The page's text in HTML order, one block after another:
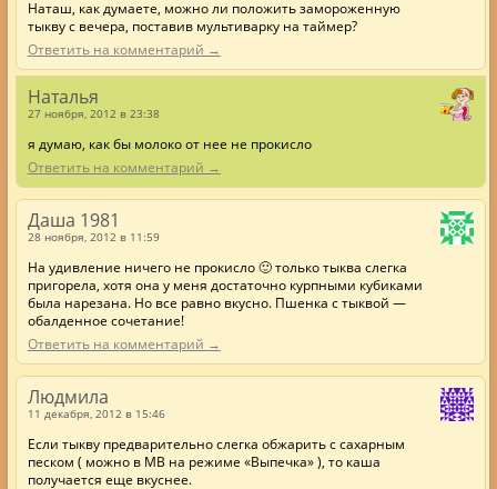
Наташ, как думаете, можно ли положить замороженную
тыкву с вечера, поставив мультиварку на таймер?
Ответить на комментарий →
Наталья
27 ноября, 2012 в 23:38
я думаю, как бы молоко от нее не прокисло
Ответить на комментарий →
Даша 1981
28 ноября, 2012 в 11:59
На удивление ничего не прокисло 🙂 только тыква слегка
пригорела, хотя она у меня достаточно курпными кубиками
была нарезана. Но все равно вкусно. Пшенка с тыквой —
обалденное сочетание!
Ответить на комментарий →
Людмила
11 декабря, 2012 в 15:46
Если тыкву предварительно слегка обжарить с сахарным
песком ( можно в МВ на режиме «Выпечка» ), то каша
получается еще вкуснее.